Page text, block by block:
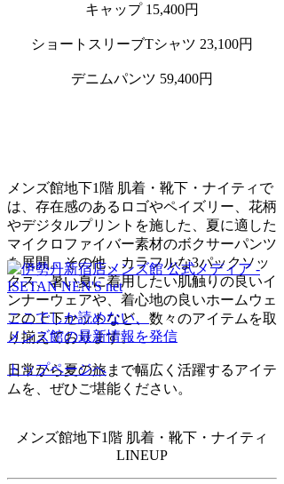
キャップ 15,400円
ショートスリーブTシャツ 23,100円
デニムパンツ 59,400円
メンズ館地下1階 肌着・靴下・ナイティで
は、存在感のあるロゴやペイズリー、花柄
やデジタルプリントを施した、夏に適した
マイクロファイバー素材のボクサーパンツ
を展開。その他、カラフルな3パックソッ
クス、暑い夏に着用したい肌触りの良いイ
ンナーウェアや、着心地の良いホームウェ
アの上下セットなど、数々のアイテムを取
り揃えております。
日常から夏の旅まで幅広く活躍するアイテ
ムを、ぜひご堪能ください。
メンズ館地下1階 肌着・靴下・ナイティ
LINEUP
ここでしか読めない、
メンズ館の最新情報を発信
トップページへ